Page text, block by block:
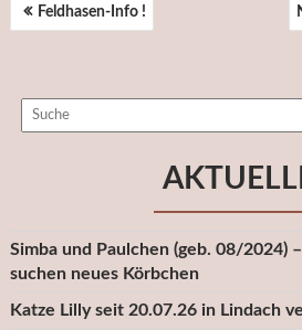
Feldhasen-Info !
Simba und Paulchen (geb. 08/2024)
suchen neues Körbchen
Katze Lilly seit 20.07.26 in Lindach